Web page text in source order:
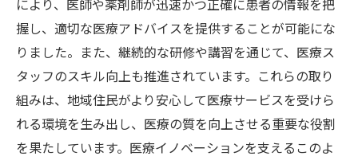
握し、適切な医療アドバイスを提供することが可能にな
りました。また、継続的な研修や講習を通じて、医療ス
タッフのスキル向上も推進されています。これらの取り
組みは、地域住民がより安心して医療サービスを受けら
れる環境を生み出し、医療の質を向上させる重要な役割
を果たしています。医療イノベーションを支えるこのよ